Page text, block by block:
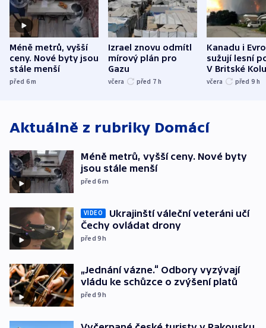
Méně metrů, vyšší
ceny. Nové byty jsou
stále menší
před 6m
Izrael znovu odmítl
mírový plán pro
Gazu
včera před 7 h
Kanadu i
sužují lesní
V Britské
evakuovali
včera před 9 h
Aktuálně z rubriky Domácí
Méně metrů, vyšší ceny. Nové byty
jsou stále menší
před 6m
VIDEO
Ukrajinští váleční veteráni učí
Čechy ovládat drony
před 9h
„Jednání vázne.“ Odbory vyzývají
vládu ke schůzce o zvýšení platů
před 9h